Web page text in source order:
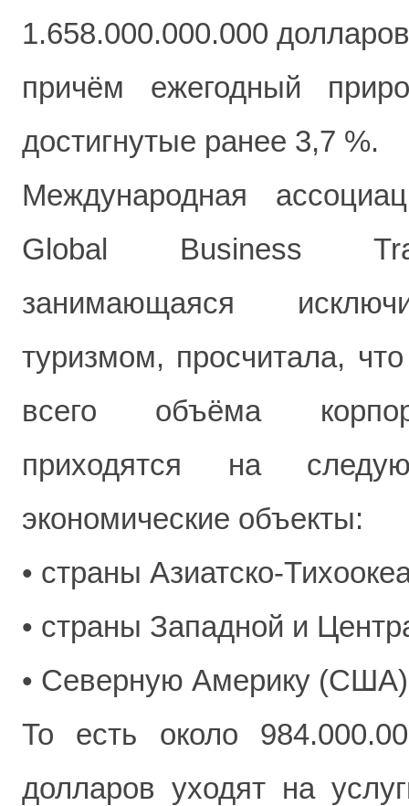
1.658.000.000.000
причём ежегодный
достигнутые ранее 3,7 %.
Международная
Global Business
занимающаяся
туризмом, просчитала,
всего объёма
приходятся на
экономические объекты:
• страны Азиатско-
• страны Западной и
• Северную Америку
То есть около
долларов уходят на